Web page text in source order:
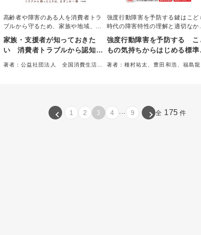
高齢者や障害のある人を消費者トラ
ブルから守るため、家族や地域、福
祉職の方に向けたガイドブック。被
害のサインへの「気づき」や、心に
寄り添う「声かけ」、専門機関への
「つなぎ」かたを、具体的な事例と
家族・支援者が知っておきた
い 消費者トラブルから認知症
著者：公益社団法人 全国消費生活相
強度行動障害を予防する鍵はこど
時代の障害特性の理解と適切なか
わりにある。本書は福祉・教育現
や家庭で実践に欠かせない知識や
応方法をエピソードを交えて解説
こどもの気持ちに寄り添い、生き
強度行動障害を予防する こ
もの気持ちからはじめる標準
著者：種村祐太、豊田和浩、福島龍
1 2 3 4 9 全 175 件